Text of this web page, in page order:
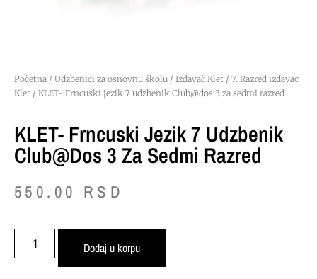
Početna / Udzbenici za osnovnu školu / Izdavač Klet / 7. Razred izdavac
Klet / KLET- Frncuski jezik 7 udzbenik Club@dos 3 za sedmi razred
KLET- Frncuski Jezik 7 Udzbenik
Club@dos 3 Za Sedmi Razred
550.00 RSD
Dodaj u korpu